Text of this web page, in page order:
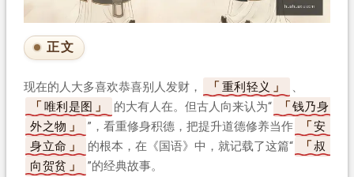
正文
现在的人大多喜欢恭喜别人发财， 重利轻义
唯利是图
的大有人在。但古人向来认为“
钱乃身
外之物
”，看重修身积德，把提升道德修养当作
安
身立命
的根本，在《国语》中，就记载了这篇“
叔
向贺贫
”的经典故事。